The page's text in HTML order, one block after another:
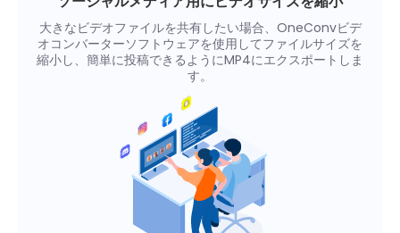
大きなビデオファイルを共有したい場合、OneConvビデ
オコンバーターソフトウェアを使用してファイルサイズを
縮小し、簡単に投稿できるようにMP4にエクスポートしま
す。